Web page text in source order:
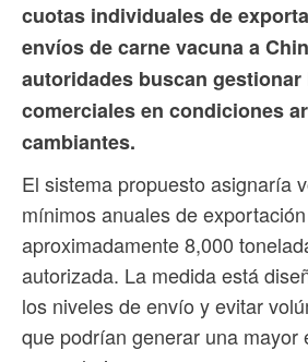
cuotas individuales de
envíos de carne vacuna a
autoridades buscan
comerciales en condiciones
cambiantes.
El sistema propuesto asignaría
mínimos anuales de
aproximadamente 8,000
autorizada. La medida está
los niveles de envío y evitar
que podrían generar una mayor